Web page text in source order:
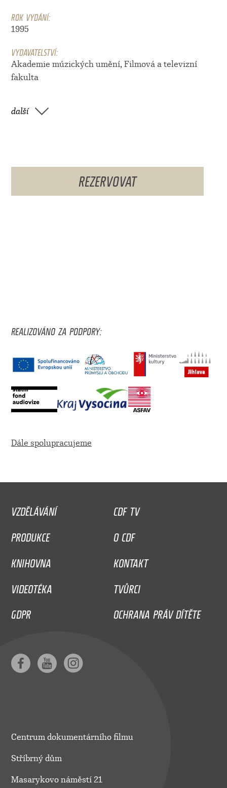
ROK VYDÁNÍ:
1995
VYDAVATELSTVÍ:
Akademie múzických umění, Filmová a televizní
fakulta
další
REZERVOVAT
REALIZOVÁNO ZA PODPORY:
Dále spolupracujeme
VZDĚLÁVÁNÍ
CDF TV
PRODUKCE
O CDF
KNIHOVNA
KONTAKT
VIDEOTÉKA
TVŮRCI
GDPR
OCHRANA PRÁV DÍTĚTE
Centrum dokumentárního filmu
Stříbrný dům
Masarykovo náměstí 21